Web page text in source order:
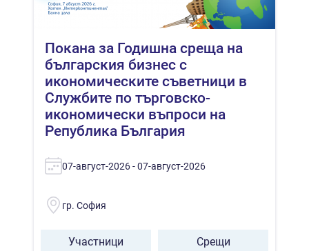
Покана за Годишна среща на
българския бизнес с
икономическите съветници в
Службите по търговско-
икономически въпроси на
Република България
07-август-2026 - 07-август-2026
гр. София
Участници Срещи